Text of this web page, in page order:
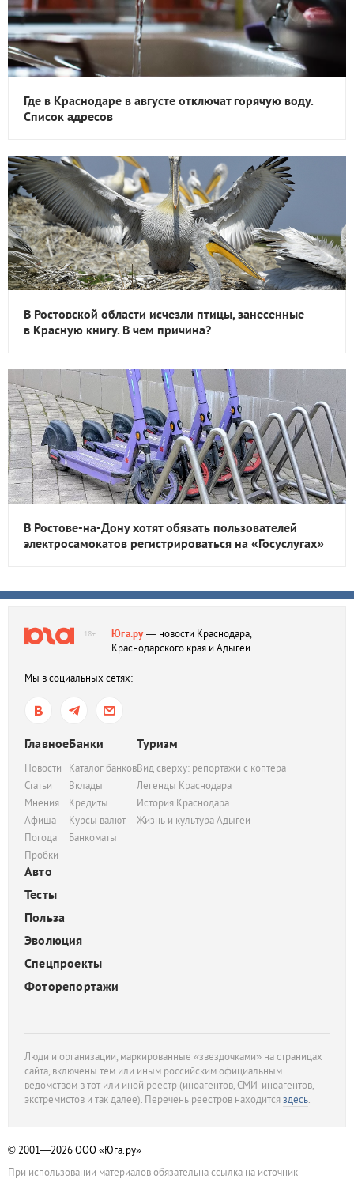
Где в Краснодаре в августе отключат горячую воду.
Список адресов
В Ростовской области исчезли птицы, занесенные
в Красную книгу. В чем причина?
В Ростове-на-Дону хотят обязать пользователей
электросамокатов регистрироваться на «Госуслугах»
18+ Юга.ру— новости Краснодара,
Краснодарского края и Адыгеи
Мы в социальных сетях:
Главное
Новости
Статьи
Мнения
Афиша
Погода
Пробки
Банки
Каталог банков
Вклады
Кредиты
Курсы валют
Банкоматы
Туризм
Вид сверху: репортажи с коптера
Легенды Краснодара
История Краснодара
Жизнь и культура Адыгеи
Авто
Тесты
Польза
Эволюция
Спецпроекты
Фоторепортажи
Люди и организации, маркированные «звездочками» на страницах
сайта, включены тем или иным российским официальным
ведомством в тот или иной реестр (иноагентов, СМИ-иноагентов,
экстремистов и так далее). Перечень реестров находитсяздесь.
© 2001—2026ООО «Юга.ру»
При использовании материалов обязательна ссылка на источник